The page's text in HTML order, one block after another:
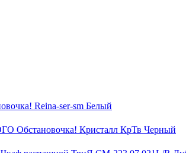
Reina-ser-sm Белый
Обстановочка! Кристалл КрТв Черный